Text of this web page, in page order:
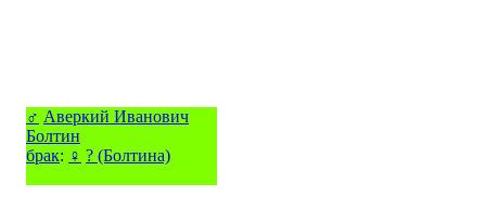
♂ Аверкий Иванович
Болтин
брак: ♀ ? (Болтина)